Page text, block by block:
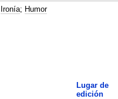
Ironía; Humor
Lugar de
edición